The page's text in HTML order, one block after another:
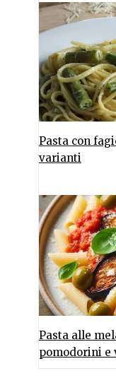
Pasta con
varianti
Pasta alle
pomodorini e